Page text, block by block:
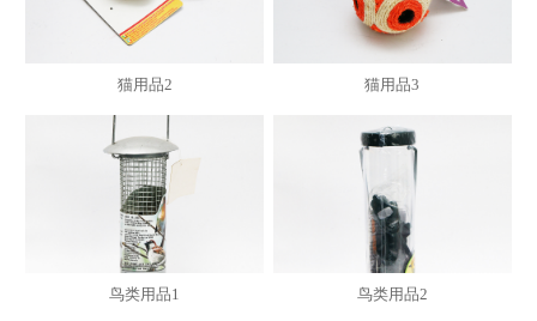
猫用品2 猫用品3
鸟类用品1 鸟类用品2